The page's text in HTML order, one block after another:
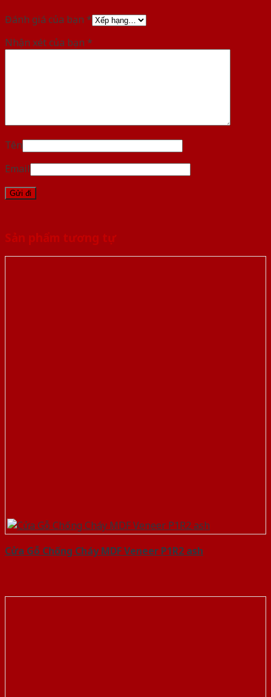
Đánh giá của bạn *
Nhận xét của bạn *
Tên
Email
Sản phẩm tương tự
Cửa Gỗ Chống Cháy MDF Veneer P1R2 ash